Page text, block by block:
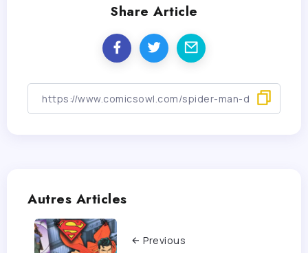
Share Article
Autres Articles
Previous